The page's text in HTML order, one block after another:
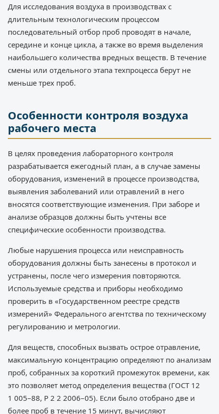
Для исследования воздуха в производствах с
длительным технологическим процессом
последовательный отбор проб проводят в начале,
середине и конце цикла, а также во время выделения
наибольшего количества вредных веществ. В течение
смены или отдельного этапа техпроцесса берут не
меньше трех проб.
Особенности контроля воздуха
рабочего места
В целях проведения лабораторного контроля
разрабатывается ежегодный план, а в случае замены
оборудования, изменений в процессе производства,
выявления заболеваний или отравлений в него
вносятся соответствующие изменения. При заборе и
анализе образцов должны быть учтены все
специфические особенности производства.
Любые нарушения процесса или неисправность
оборудования должны быть занесены в протокол и
устранены, после чего измерения повторяются.
Используемые средства и приборы необходимо
проверить в «Государственном реестре средств
измерений» Федерального агентства по техническому
регулированию и метрологии.
Для веществ, способных вызвать острое отравление,
максимальную концентрацию определяют по анализам
проб, собранных за короткий промежуток времени, как
это позволяет метод определения вещества (ГОСТ 12
1 005–88, Р 2 2 2006–05). Если было отобрано две и
более проб в течение 15 минут, вычисляют